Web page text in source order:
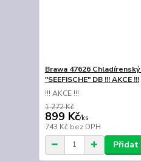
Brawa 47626
"SEEFISCHE" DB !!! AKCE !!!
!!! AKCE !!!
1 272 Kč
899 Kč/ks
743 Kč bez DPH
Přidat